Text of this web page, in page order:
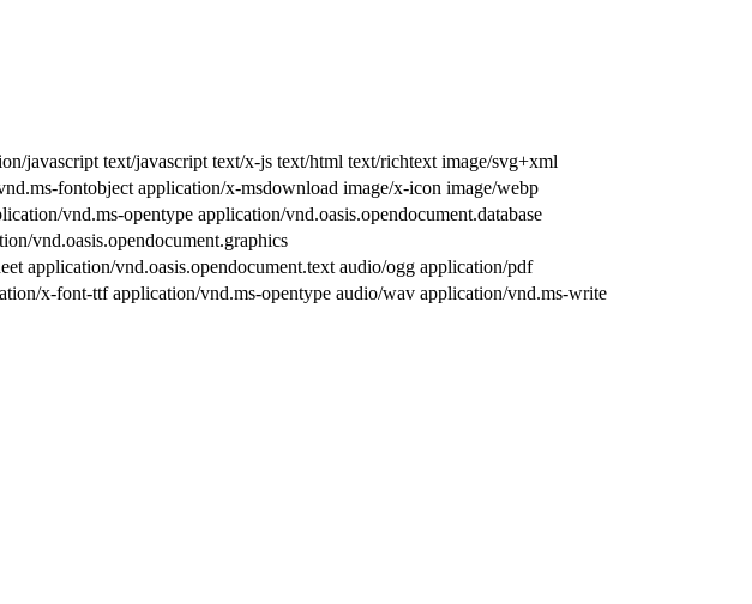
javascript text/javascript text/x-js text/html text/richtext image/svg+xml
fontobject application/x-msdownload image/x-icon image/webp
vnd.ms-opentype application/vnd.oasis.opendocument.database
vnd.oasis.opendocument.graphics
application/vnd.oasis.opendocument.text audio/ogg application/pdf
x-font-ttf application/vnd.ms-opentype audio/wav application/vnd.ms-write